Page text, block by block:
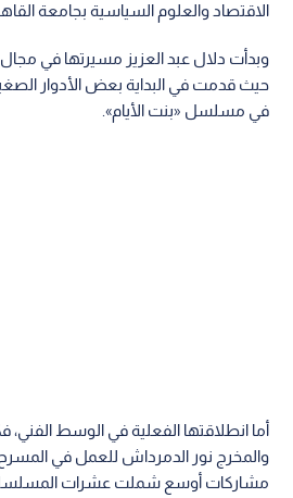
الاقتصاد والعلوم السياسية بجامعة
حيث قدمت في البداية بعض الأدوار
في مسلسل «بنت الأيام».
أما انطلاقتها الفعلية في الوسط الفني،
والمخرج نور الدمرداش للعمل في
مشاركات أوسع شملت عشرات